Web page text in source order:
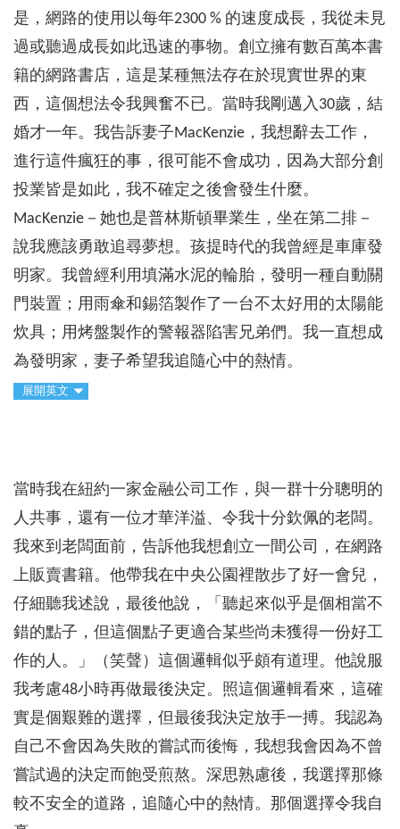
是，網路的使用以每年2300 % 的速度成長，我從未見
過或聽過成長如此迅速的事物。創立擁有數百萬本書
籍的網路書店，這是某種無法存在於現實世界的東
西，這個想法令我興奮不已。當時我剛邁入30歲，結
婚才一年。我告訴妻子MacKenzie，我想辭去工作，
進行這件瘋狂的事，很可能不會成功，因為大部分創
投業皆是如此，我不確定之後會發生什麼。
MacKenzie－她也是普林斯頓畢業生，坐在第二排－
說我應該勇敢追尋夢想。孩提時代的我曾經是車庫發
明家。我曾經利用填滿水泥的輪胎，發明一種自動關
門裝置；用雨傘和錫箔製作了一台不太好用的太陽能
炊具；用烤盤製作的警報器陷害兄弟們。我一直想成
為發明家，妻子希望我追隨心中的熱情。
展開英文
當時我在紐約一家金融公司工作，與一群十分聰明的
人共事，還有一位才華洋溢、令我十分欽佩的老闆。
我來到老闆面前，告訴他我想創立一間公司，在網路
上販賣書籍。他帶我在中央公園裡散步了好一會兒，
仔細聽我述說，最後他說，「聽起來似乎是個相當不
錯的點子，但這個點子更適合某些尚未獲得一份好工
作的人。」（笑聲）這個邏輯似乎頗有道理。他說服
我考慮48小時再做最後決定。照這個邏輯看來，這確
實是個艱難的選擇，但最後我決定放手一搏。我認為
自己不會因為失敗的嘗試而後悔，我想我會因為不曾
嘗試過的決定而飽受煎熬。深思熟慮後，我選擇那條
較不安全的道路，追隨心中的熱情。那個選擇令我自